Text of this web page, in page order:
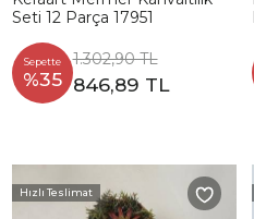
Seti 12 Parça 17951
Sepette
%35
1.302,90 TL
846,89 TL
Hızlı Teslimat